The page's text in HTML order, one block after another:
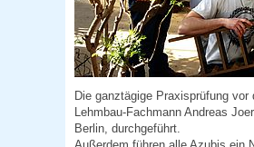
Die ganztägige Praxisprüfung
Lehmbau-Fachmann Andreas
Berlin, durchgeführt.